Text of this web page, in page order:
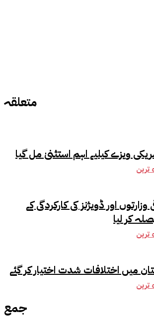
متعلقہ
ویزے کیلیے اہم استثنیٰ مل گیا
ترین
اور ڈویژنز کی کارکردگی کے
ترین
میں اختلافات شدت اختیار کر گئے
ترین
جمع